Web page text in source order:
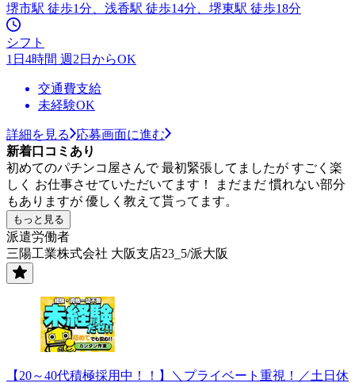
堺市駅 徒歩1分、浅香駅 徒歩14分、堺東駅 徒歩18分
シフト
1日4時間 週2日からOK
交通費支給
未経験OK
詳細を見る
応募画面に進む
新着口コミあり
初めてのパチンコ屋さんで 最初緊張してましたが すごく楽
しく お仕事させていただいてます！ まだまだ 慣れない部分
もありますが 優しく教えて貰ってます。
もっと見る
派遣労働者
三陽工業株式会社 大阪支店23_5/派大阪
【20～40代積極採用中！！】＼プライベート重視！／土日休